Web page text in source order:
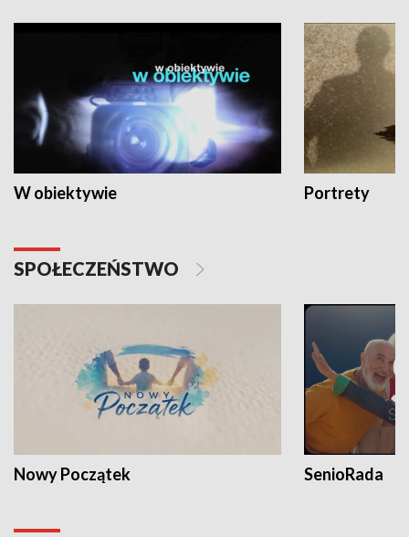
W obiektywie Portrety
SPOŁECZEŃSTWO
Nowy Początek SenioRada